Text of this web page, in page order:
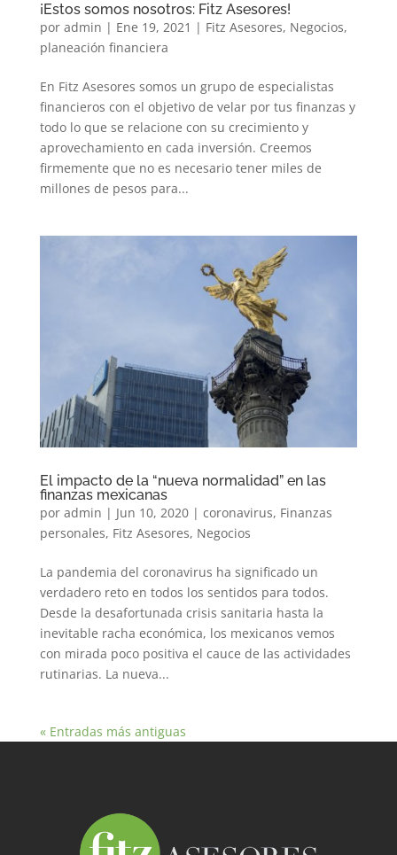
¡Estos somos nosotros: Fitz Asesores!
por admin | Ene 19, 2021 | Fitz Asesores, Negocios,
planeación financiera
En Fitz Asesores somos un grupo de especialistas
financieros con el objetivo de velar por tus finanzas y
todo lo que se relacione con su crecimiento y
aprovechamiento en cada inversión. Creemos
firmemente que no es necesario tener miles de
millones de pesos para...
El impacto de la “nueva normalidad” en las
finanzas mexicanas
por admin | Jun 10, 2020| coronavirus, Finanzas
personales, Fitz Asesores, Negocios
La pandemia del coronavirus ha significado un
verdadero reto en todos los sentidos para todos.
Desde la desafortunada crisis sanitaria hasta la
inevitable racha económica, los mexicanos vemos
con mirada poco positiva el cauce de las actividades
rutinarias. La nueva...
« Entradas más antiguas